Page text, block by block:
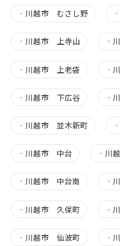
・ 川越市 むさし野 ・
・ 川越市 上寺山 ・
・ 川越市 上老袋 ・
・ 川越市 下広谷 ・
・ 川越市 並木新町 ・
・ 川越市 中台 ・ 川
・ 川越市 中台南 ・
・ 川越市 久保町 ・
・ 川越市 仙波町 ・